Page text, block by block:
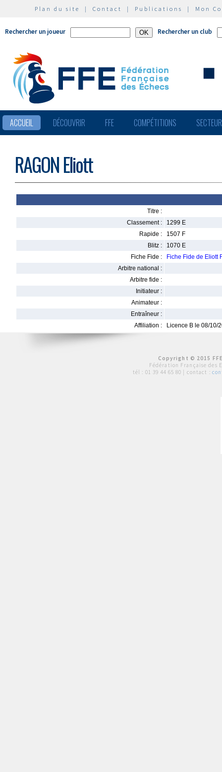
Plan du site | Contact | Publications | Mon
Rechercher un joueur Rechercher un club
ACCUEIL DÉCOUVRIR FFE COMPÉTITIONS
RAGON Eliott
Titre :
Classement :
1299 E
Rapide :
1507 F
Blitz :
1070 E
Fiche Fide :
Fiche Fide de Eliott
Arbitre national :
Arbitre fide :
Initiateur :
Animateur :
Entraîneur :
Affiliation :
Licence B le 08/10/
Copyright © 2015
Fédération Française des
tél : 01 39 44 65 80 | contact :